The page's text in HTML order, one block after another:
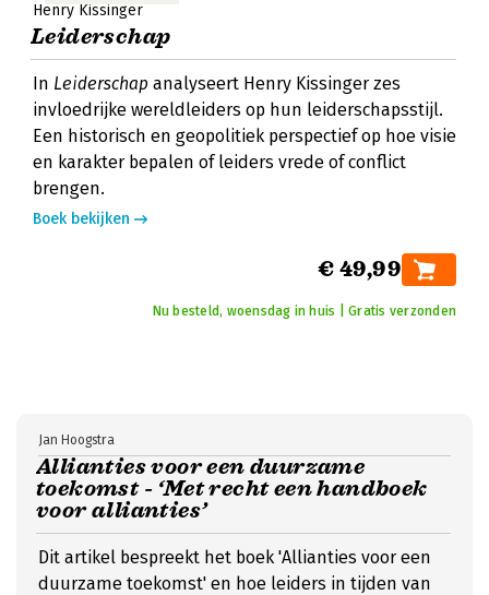
Henry Kissinger
Leiderschap
In Leiderschap analyseert Henry Kissinger zes
invloedrijke wereldleiders op hun leiderschapsstijl.
Een historisch en geopolitiek perspectief op hoe visie
en karakter bepalen of leiders vrede of conflict
brengen.
Boek bekijken
€ 49,99
Nu besteld, woensdag in huis | Gratis verzonden
Allianties voor een duurzame
toekomst - ‘Met recht een handboek
voor allianties’
Jan Hoogstra
Dit artikel bespreekt het boek 'Allianties voor een
duurzame toekomst' en hoe leiders in tijden van